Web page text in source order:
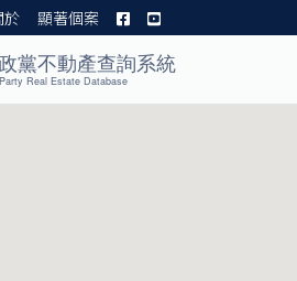
於 顯著個案